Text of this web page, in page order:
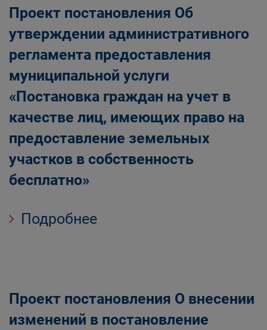
Проект постановления Об
утверждении административного
регламента предоставления
муниципальной услуги
«Постановка граждан на учет в
качестве лиц, имеющих право на
предоставление земельных
участков в собственность
бесплатно»
Подробнее
Проект постановления О внесении
изменений в постановление